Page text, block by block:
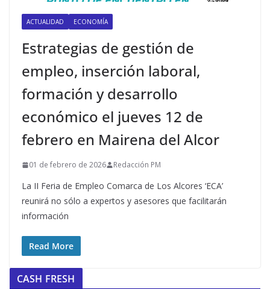
ACTUALIDAD ECONOMÍA
Estrategias de gestión de
empleo, inserción laboral,
formación y desarrollo
económico el jueves 12 de
febrero en Mairena del Alcor
01 de febrero de 2026 Redacción PM
La II Feria de Empleo Comarca de Los Alcores ‘ECA’
reunirá no sólo a expertos y asesores que facilitarán
información
Read More
CASH FRESH